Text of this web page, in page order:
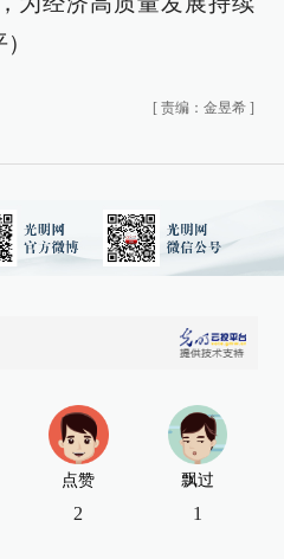
[ 责编：金昱希 ]
点赞
2
飘过
1